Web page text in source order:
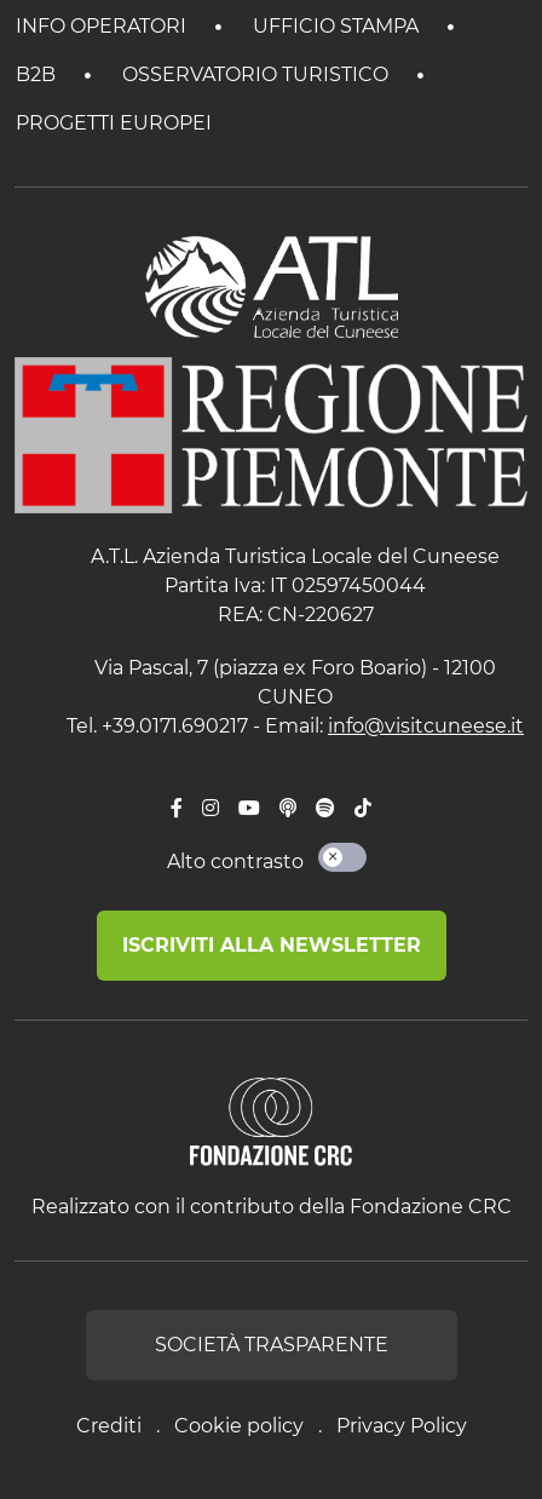
INFO OPERATORI UFFICIO STAMPA
B2B OSSERVATORIO TURISTICO
PROGETTI EUROPEI
A.T.L. Azienda Turistica Locale del Cuneese
Partita Iva: IT 02597450044
REA: CN-220627
Via Pascal, 7 (piazza ex Foro Boario) - 12100
CUNEO
Tel. +39.0171.690217 - Email: info@visitcuneese.it
Alto contrasto
ISCRIVITI ALLA NEWSLETTER
Realizzato con il contributo della Fondazione CRC
Crediti Cookie policy Privacy Policy
SOCIETÀ TRASPARENTE